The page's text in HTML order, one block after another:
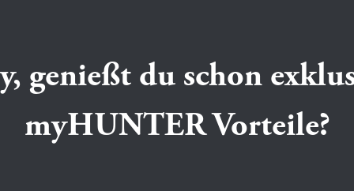
genießt du schon
myHUNTER Vorteile?